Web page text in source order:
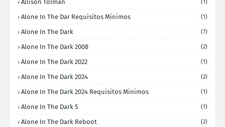
Allison Tolman (1)
Alone In The Dar Requisitos Minimos (1)
Alone In The Dark (7)
Alone In The Dark 2008 (2)
Alone In The Dark 2022 (1)
Alone In The Dark 2024 (2)
Alone In The Dark 2024 Requisitos Minimos (1)
Alone In The Dark 5 (1)
Alone In The Dark Reboot (2)